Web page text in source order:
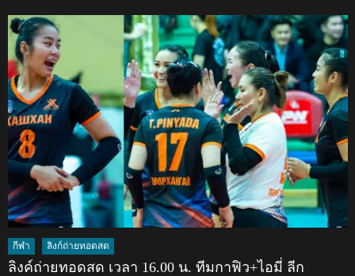
กีฬา ลิงก์ถ่ายทอดสด
ลิงค์ถ่ายทอดสด เวลา 16.00 น. ทีมกาฟิว+ไอมี่ ลีก